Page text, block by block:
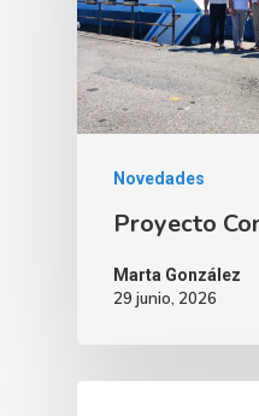
Novedades
Proyecto
Marta González
29 junio, 2026